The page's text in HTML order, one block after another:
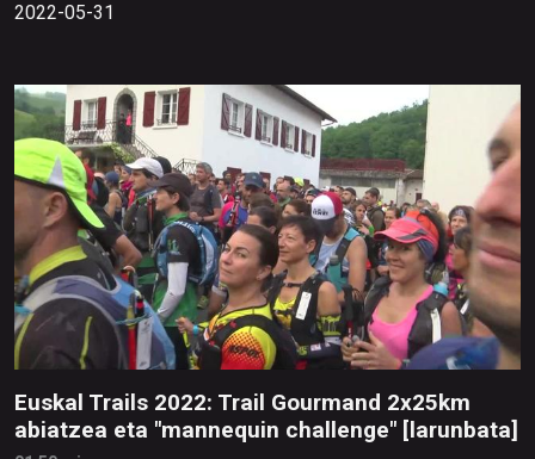
2022-05-31
Euskal Trails 2022: Trail Gourmand 2x25km
abiatzea eta "mannequin challenge" [larunbata]